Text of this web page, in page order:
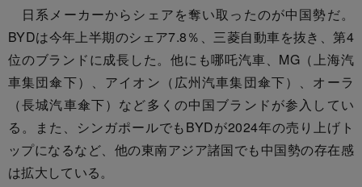
日系メーカーからシェアを奪い取ったのが中国勢だ。
BYDは今年上半期のシェア7.8％、三菱自動車を抜き、第4
位のブランドに成長した。他にも哪吒汽車、MG（上海汽
車集団傘下）、アイオン（広州汽車集団傘下）、オーラ
（長城汽車傘下）など多くの中国ブランドが参入してい
る。また、シンガポールでもBYDが2024年の売り上げト
ップになるなど、他の東南アジア諸国でも中国勢の存在感
は拡大している。